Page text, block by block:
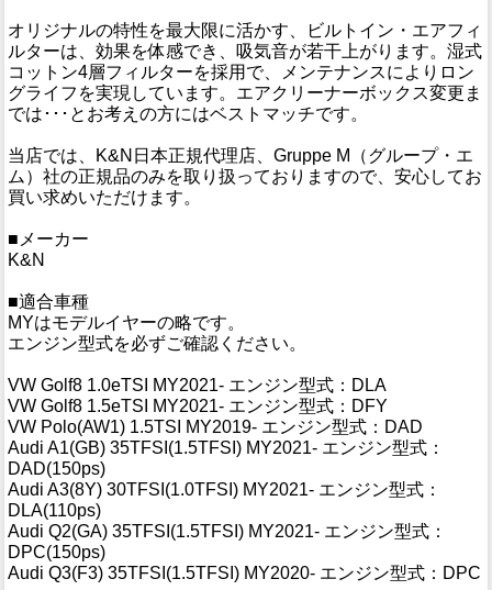
オリジナルの特性を最大限に活かす、ビルトイン・エアフィ
ルターは、効果を体感でき、吸気音が若干上がります。湿式
コットン4層フィルターを採用で、メンテナンスによりロン
グライフを実現しています。エアクリーナーボックス変更ま
では･･･とお考えの方にはベストマッチです。
当店では、K&N日本正規代理店、Gruppe M（グループ・エ
ム）社の正規品のみを取り扱っておりますので、安心してお
買い求めいただけます。
■メーカー
K&N
■適合車種
MYはモデルイヤーの略です。
エンジン型式を必ずご確認ください。
VW Golf8 1.0eTSI MY2021- エンジン型式：DLA
VW Golf8 1.5eTSI MY2021- エンジン型式：DFY
VW Polo(AW1) 1.5TSI MY2019- エンジン型式：DAD
Audi A1(GB) 35TFSI(1.5TFSI) MY2021- エンジン型式：
DAD(150ps)
Audi A3(8Y) 30TFSI(1.0TFSI) MY2021- エンジン型式：
DLA(110ps)
Audi Q2(GA) 35TFSI(1.5TFSI) MY2021- エンジン型式：
DPC(150ps)
Audi Q3(F3) 35TFSI(1.5TFSI) MY2020- エンジン型式：DPC